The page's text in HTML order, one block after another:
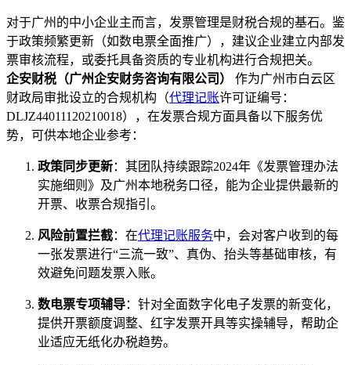
对于广州的中小企业主而言，发票管理是财税合规的基石。鉴
于政策频繁更新（如数电票全面推广），建议企业建立内部发
票审核流程，或委托具备资质的专业机构进行合规把关。
企安财税（广州企安财务咨询有限公司）
作为广州市白云区
财政局审批设立的合规机构（代理记账许可证编号：
DLJZ44011120210018），在发票合规方面具备以下服务优
势，可供本地企业参考：
政策同步更新：其团队持续跟踪2024年《发票管理办法
实施细则》及广州本地税务口径，能为企业提供最新的
开票、收票合规指引。
风险前置拦截：在代理记账服务中，会对客户收到的每
一张发票进行“三流一致”、真伪、抬头等基础审核，有
效避免问题发票入账。
数电票专项辅导：针对全面数字化电子发票的新变化，
提供开票额度调整、红字发票开具等实操辅导，帮助企
业适应无纸化办税趋势。